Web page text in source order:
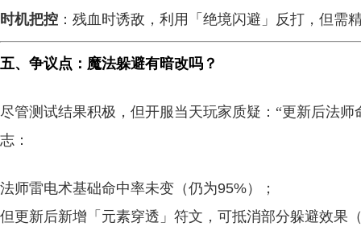
时机把控 ：残血时诱敌，利用「绝境闪避」反打，但需
五、争议点：魔法躲避有暗改吗？
尽管测试结果积极，但开服当天玩家质疑：“更新后法
志：
法师雷电术基础命中率未变（仍为95%）；
但更新后新增「元素穿透」符文，可抵消部分躲避效果